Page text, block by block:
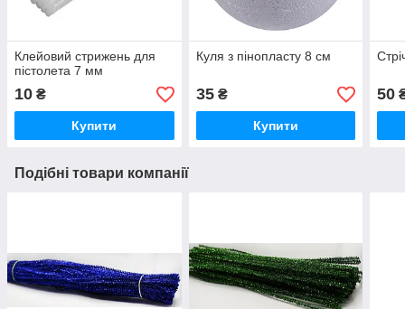
Клейовий стрижень для
пістолета 7 мм
10 ₴
Купити
Куля з пінопласту 8 см
35₴
Купити
50
Подібні товари компанії